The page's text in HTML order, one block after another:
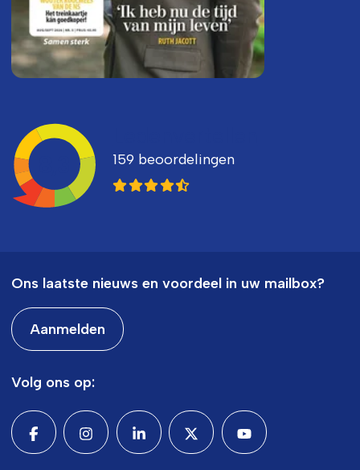
159 beoordelingen
Ons laatste nieuws en voordeel in uw mailbox?
Aanmelden
Volg ons op: